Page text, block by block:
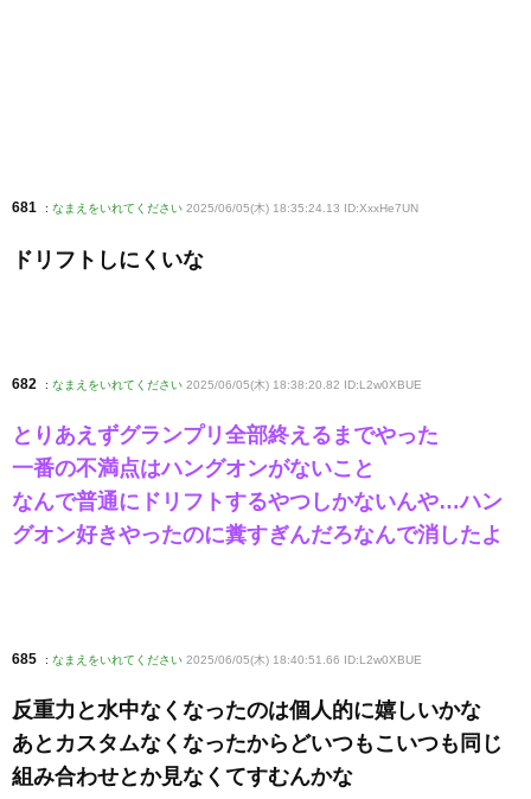
681 : なまえをいれてください 2025/06/05(木) 18:35:24.13 ID:XxxHe7UN
ドリフトしにくいな
682 : なまえをいれてください 2025/06/05(木) 18:38:20.82 ID:L2w0XBUE
とりあえずグランプリ全部終えるまでやった
一番の不満点はハングオンがないこと
なんで普通にドリフトするやつしかないんや…ハン
グオン好きやったのに糞すぎんだろなんで消したよ
685 : なまえをいれてください 2025/06/05(木) 18:40:51.66 ID:L2w0XBUE
反重力と水中なくなったのは個人的に嬉しいかな
あとカスタムなくなったからどいつもこいつも同じ
組み合わせとか見なくてすむんかな